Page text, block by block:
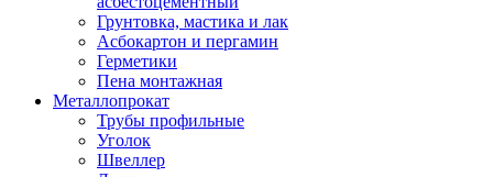
Грунтовка, мастика и лак
Асбокартон и пергамин
Герметики
Пена монтажная
Металлопрокат
Трубы профильные
Уголок
Швеллер